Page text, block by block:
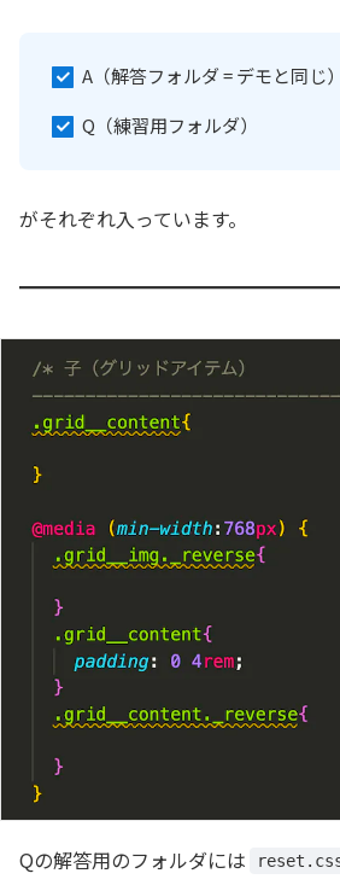
A（解答フォルダ = デモと同じ）
Q（練習用フォルダ）
がそれぞれ入っています。
Qの解答用のフォルダには